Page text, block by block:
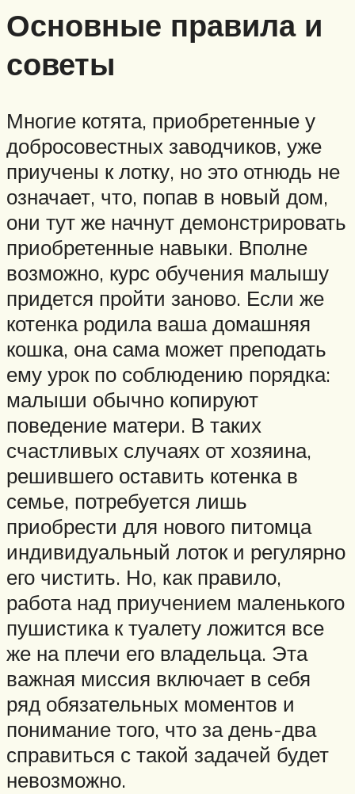
Основные правила и
советы
Многие котята, приобретенные у
добросовестных заводчиков, уже
приучены к лотку, но это отнюдь не
означает, что, попав в новый дом,
они тут же начнут демонстрировать
приобретенные навыки. Вполне
возможно, курс обучения малышу
придется пройти заново. Если же
котенка родила ваша домашняя
кошка, она сама может преподать
ему урок по соблюдению порядка:
малыши обычно копируют
поведение матери. В таких
счастливых случаях от хозяина,
решившего оставить котенка в
семье, потребуется лишь
приобрести для нового питомца
индивидуальный лоток и регулярно
его чистить. Но, как правило,
работа над приучением маленького
пушистика к туалету ложится все
же на плечи его владельца. Эта
важная миссия включает в себя
ряд обязательных моментов и
понимание того, что за день-два
справиться с такой задачей будет
невозможно.